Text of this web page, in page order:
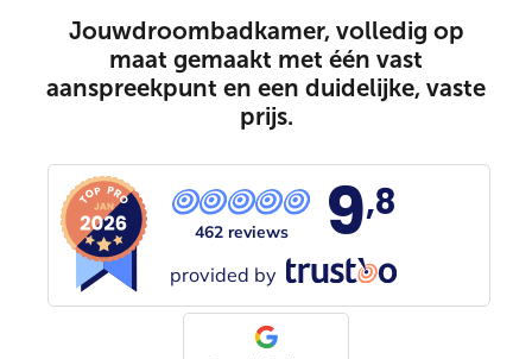
Jouwdroombadkamer, volledig op
maat gemaakt met één vast
aanspreekpunt en een duidelijke, vaste
prijs.
462 reviews 9,8
provided by